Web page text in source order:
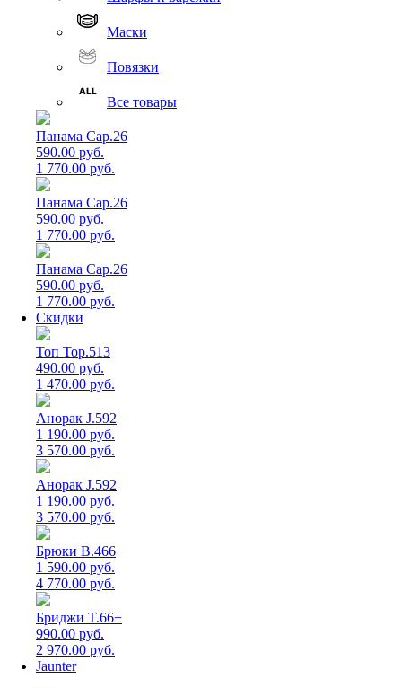
Маски
Повязки
Все товары
Панама Cap.26
590.00 руб.
1 770.00 руб.
Панама Cap.26
590.00 руб.
1 770.00 руб.
Панама Cap.26
590.00 руб.
1 770.00 руб.
Скидки
Топ Top.513
490.00 руб.
1 470.00 руб.
Анорак J.592
1 190.00 руб.
3 570.00 руб.
Анорак J.592
1 190.00 руб.
3 570.00 руб.
Брюки B.466
1 590.00 руб.
4 770.00 руб.
Бриджи T.66+
990.00 руб.
2 970.00 руб.
Jaunter